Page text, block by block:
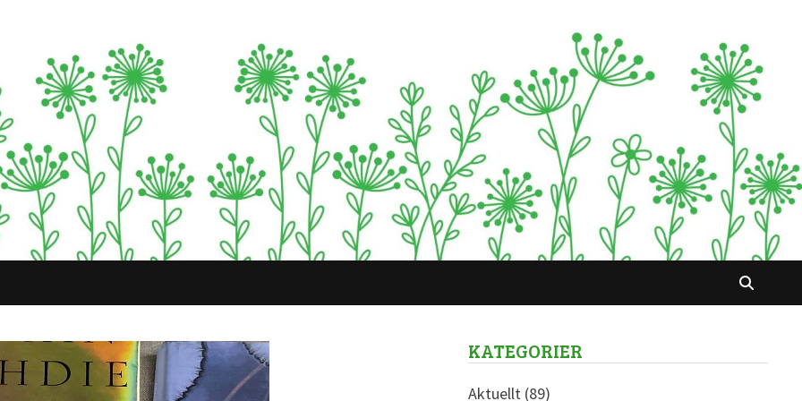
KATEGORIER
Aktuellt(89)